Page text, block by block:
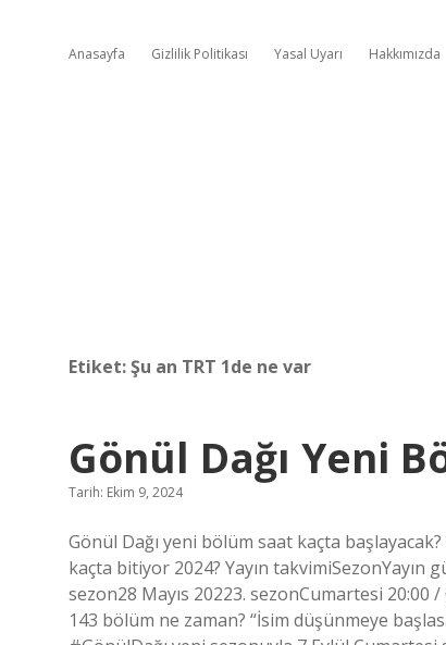
Anasayfa Gizlilik Politikası Yasal Uyarı Hakkımızda
Etiket:Şu an TRT 1de ne var
Gönül Dağı Yeni
Tarih: Ekim 9, 2024
Gönül Dağı yeni bölüm saat kaçta
kaçta bitiyor 2024? Yayın takvimiSezonYayın
sezon28 Mayıs 20223. sezonCumartesi 20:00
143 bölüm ne zaman? “İsim düşünmeye